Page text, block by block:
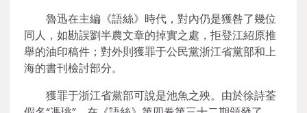
魯迅在主編《語絲》時代，對內仍是獲咎了幾位
同人，如勘誤劉半農文章的掉實之處，拒登江紹原推
舉的油印稿件；對外則獲罪于公民黨浙江省黨部和上
海的書刊檢討部分。
獲罪于浙江省黨部可說是池魚之殃。由於徐詩荃